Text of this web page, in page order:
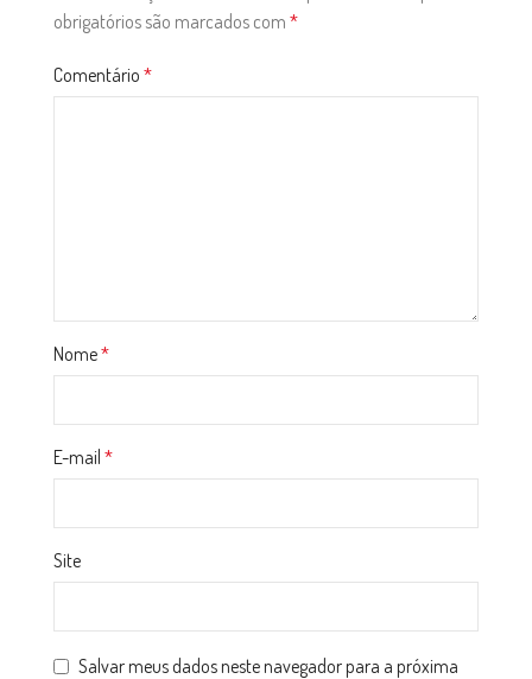
obrigatórios são marcados com *
Comentário *
Nome*
E-mail *
Site
Salvar meus dados neste navegador para a próxima